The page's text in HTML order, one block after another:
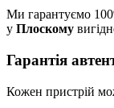
Ми гарантуємо
у Плоскому
Гарантія
Кожен пристрій